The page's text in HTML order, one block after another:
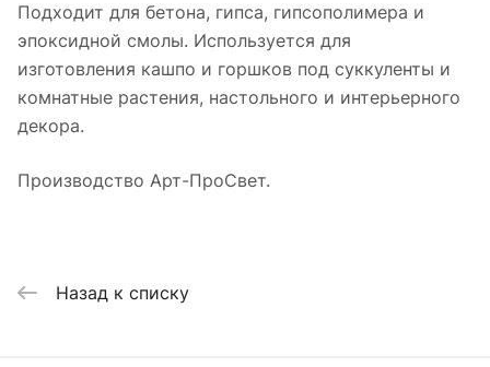
Подходит для бетона, гипса, гипсополимера и
эпоксидной смолы. Используется для
изготовления кашпо и горшков под суккуленты и
комнатные растения, настольного и интерьерного
декора.
Производство Арт-ПроСвет.
Назад к списку